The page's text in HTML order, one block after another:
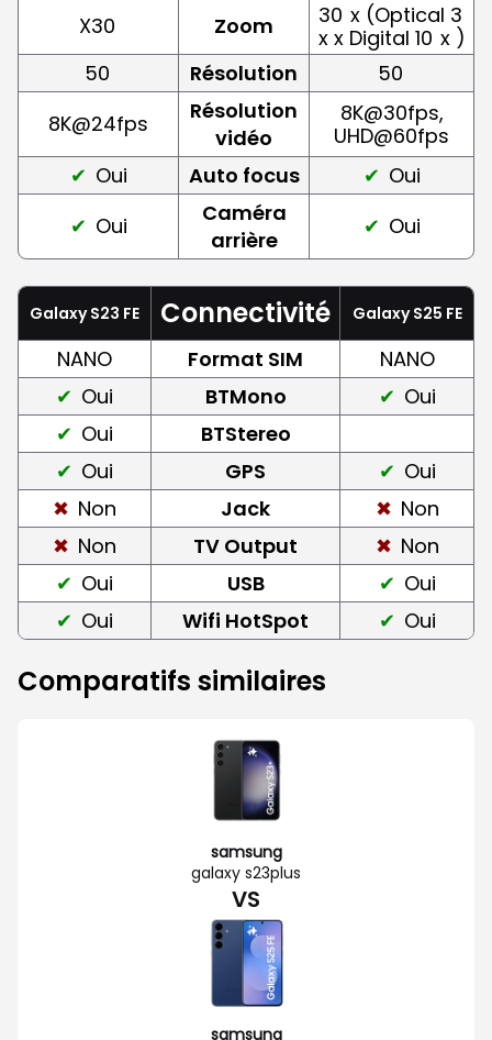
X30 Zoom 30 x (Optical 3
x x Digital 10 x )
50
Résolution
50
8K@24fps
Résolution
vidéo
8K@30fps,
UHD@60fps
Oui
Auto focus
Oui
Oui
Caméra
arrière
Oui
Galaxy S23 FE Connectivité Galaxy S25 FE
NANO Format SIM
NANO
Oui
BTMono
Oui
Oui
BTStereo
Oui
GPS
Oui
Non
Jack
Non
Non
TV Output
Non
Oui
USB
Oui
Oui
Wifi HotSpot Oui
Comparatifs similaires
samsung
galaxy s23plus
VS
samsung